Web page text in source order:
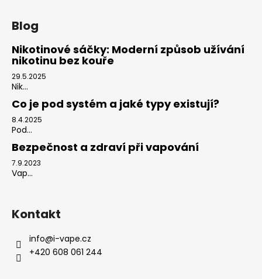
Blog
Nikotinové sáčky: Moderní způsob užívání
nikotinu bez kouře
29.5.2025
Nik...
Co je pod systém a jaké typy existují?
8.4.2025
Pod...
Bezpečnost a zdraví při vapování
7.9.2023
Vap...
Kontakt
info@i-vape.cz
+420 608 061 244